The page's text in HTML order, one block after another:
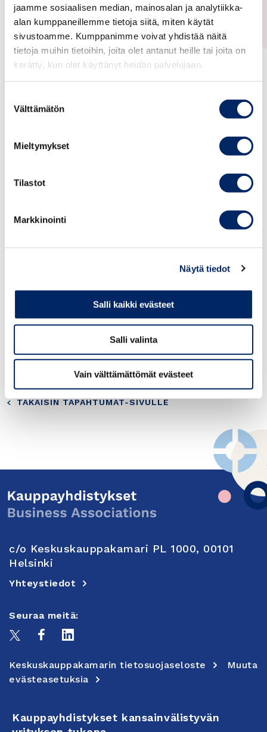
jaamme sosiaalisen median, mainosalan ja analytiikka-
alan kumppaneillemme tietoja siitä, miten käytät
sivustoamme. Kumppanimme voivat yhdistää näitä
tietoja muihin tietoihin, joita olet antanut heille tai joita on
kerätty, kun olet käyttänyt heidän palvelujaan.
valinta
Välttämätön
Mieltymykset
Tilastot
Markkinointi
Näytä tiedot
Salli kaikki evästeet
Salli valinta
Vain välttämättömät evästeet
being hacked and protect your
business on 23 Nov 2021
TAKAISIN TAPAHTUMAT-SIVULLE
c/o Keskuskauppakamari PL 1000, 00101
Helsinki
Yhteystiedot
Seuraa meitä:
Keskuskauppakamarin tietosuojaseloste
Muuta
evästeasetuksia
Kauppayhdistykset kansainvälistyvän